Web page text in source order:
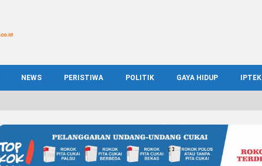
NEWS PERISTIWA POLITIK GAYA HIDUP IPTEK